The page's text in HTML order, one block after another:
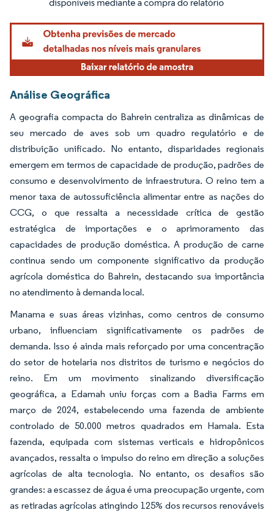
Análise Geográfica
A geografia compacta do Bahrein centraliza as dinâmicas de
seu mercado de aves sob um quadro regulatório e de
distribuição unificado. No entanto, disparidades regionais
emergem em termos de capacidade de produção, padrões de
consumo e desenvolvimento de infraestrutura. O reino tem a
menor taxa de autossuficiência alimentar entre as nações do
CCG, o que ressalta a necessidade crítica de gestão
estratégica de importações e o aprimoramento das
capacidades de produção doméstica. A produção de carne
continua sendo um componente significativo da produção
agrícola doméstica do Bahrein, destacando sua importância
no atendimento à demanda local.
Manama e suas áreas vizinhas, como centros de consumo
urbano, influenciam significativamente os padrões de
demanda. Isso é ainda mais reforçado por uma concentração
do setor de hotelaria nos distritos de turismo e negócios do
reino. Em um movimento sinalizando diversificação
geográfica, a Edamah uniu forças com a Badia Farms em
março de 2024, estabelecendo uma fazenda de ambiente
controlado de 50.000 metros quadrados em Hamala. Esta
fazenda, equipada com sistemas verticais e hidropônicos
avançados, ressalta o impulso do reino em direção a soluções
agrícolas de alta tecnologia. No entanto, os desafios são
grandes: a escassez de água é uma preocupação urgente, com
as retiradas agrícolas atingindo 125% dos recursos renováveis